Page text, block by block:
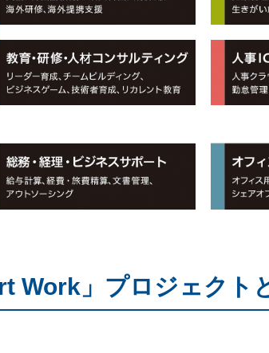
Work」プロジェクト